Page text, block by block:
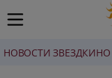
НОВОСТИ ЗВЕЗДКИНО